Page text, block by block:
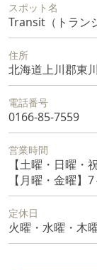
スポット名
Transit（トラン
住所
北海道上川郡東
電話番号
0166-85-7559
営業時間
【土曜・日曜・
【月曜・金曜】
定休日
火曜・水曜・木